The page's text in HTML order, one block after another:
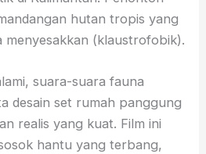
hutan tropis yang
menyesakkan (klaustrofobik).
suara-suara fauna
desain set rumah panggung
realis yang kuat. Film ini
hantu yang terbang,